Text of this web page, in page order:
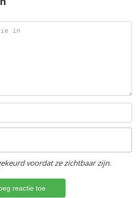
voordat ze zichtbaar zijn.